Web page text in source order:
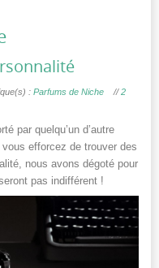
: Parfums de Niche //2
par quelqu’un d’autre
efforcez de trouver des
nous avons dégoté pour
pas indifférent !